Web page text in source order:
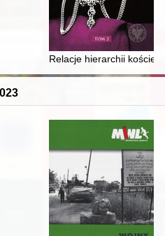
Krakowie i jego
Loviciensia" : numery 1-23
i muzea w Wielkopolsce w
Relacje hierarchii